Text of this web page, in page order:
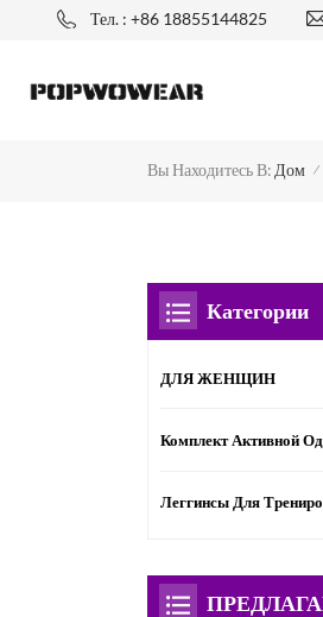
Тел. : +86 18855144825
Вы Находитесь В: Дом /
Категории
ДЛЯ ЖЕНЩИН
Комплект Активной
Леггинсы Для